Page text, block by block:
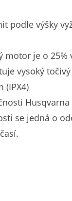
podle výšky
je o
vysoký
se jedná o